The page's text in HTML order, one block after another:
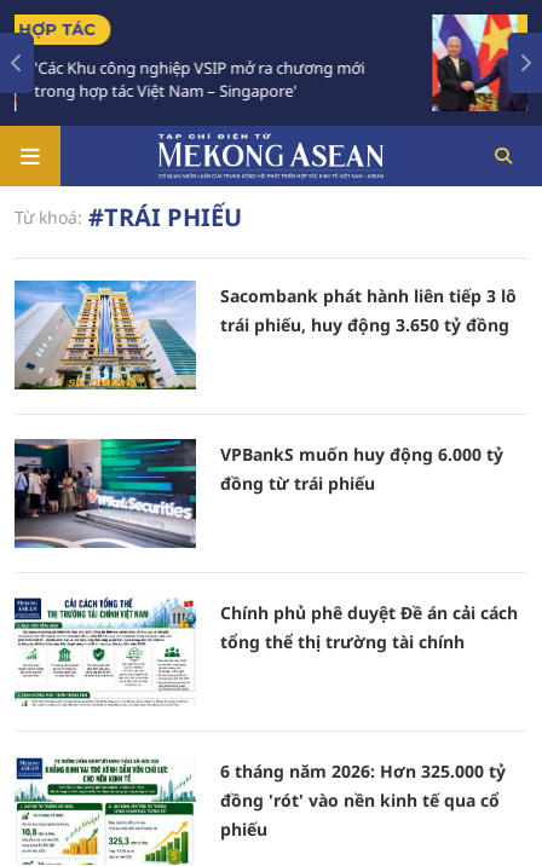
công nghiệp VSIP mở ra chương mới
tác Việt Nam – Singapore'
TIÊU ĐIỂM
Việt Nam
Chiến
Từ khoá: #TRÁI PHIẾU
Sacombank phát hành liên tiếp 3 lô
trái phiếu, huy động 3.650 tỷ đồng
VPBankS muốn huy động 6.000 tỷ
đồng từ trái phiếu
Chính phủ phê duyệt Đề án cải cách
tổng thể thị trường tài chính
6 tháng năm 2026: Hơn 325.000 tỷ
đồng 'rót' vào nền kinh tế qua cổ
phiếu